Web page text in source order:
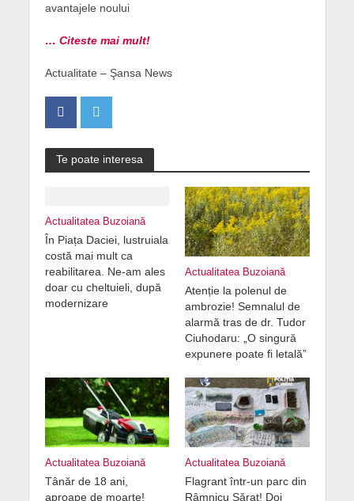
avantajele noului
… Citeste mai mult!
Actualitate – Şansa News
Te poate interesa
Actualitatea Buzoiană
În Piața Daciei, lustruiala
costă mai mult ca
reabilitarea. Ne-am ales
doar cu cheltuieli, după
modernizare
Actualitatea Buzoiană
Atenție la polenul de
ambrozie! Semnalul de
alarmă tras de dr. Tudor
Ciuhodaru: „O singură
expunere poate fi letală”
Actualitatea Buzoiană
Tânăr de 18 ani,
aproape de moarte!
Actualitatea Buzoiană
Flagrant într-un parc din
Râmnicu Sărat! Doi